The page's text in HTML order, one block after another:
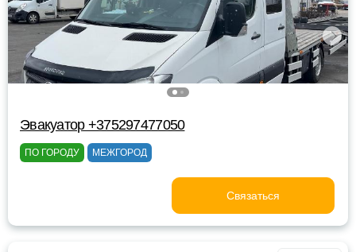
Эвакуатор +375297477050
ПО ГОРОДУ МЕЖГОРОД
Связаться